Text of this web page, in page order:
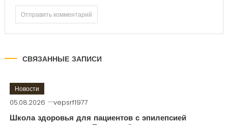
СВЯЗАННЫЕ ЗАПИСИ
Новости
05.08.2026 vepsrf1977
Школа здоровья для пациентов с эпилепсией